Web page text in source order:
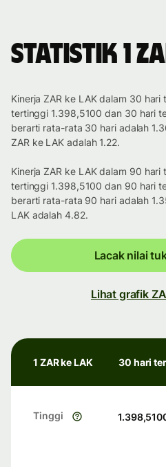
Statistik 1
Kinerja ZAR ke LAK dalam 30
tertinggi 1.398,5100 dan 30 hari
berarti rata-rata 30 hari adalah
ZAR ke LAK adalah 1.22.
Kinerja ZAR ke LAK dalam 90
tertinggi 1.398,5100 dan 90 hari
berarti rata-rata 90 hari adalah
LAK adalah 4.82.
Lacak nilai
Lihat grafik
1 ZAR ke LAK 30 hari
Tinggi